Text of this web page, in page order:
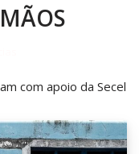
com apoio da Secel